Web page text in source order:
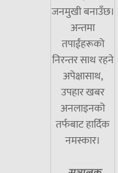
जनमुखी बनाउँछ।
अन्तमा
तपाईंहरूको
निरन्तर साथ रहने
अपेक्षासाथ,
उपहार खबर
अनलाइनको
तर्फबाट हार्दिक
नमस्कार।